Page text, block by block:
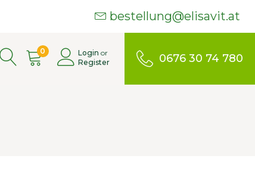
bestellung@elisavit.at
0 Login or
Register
0676 30 74 780